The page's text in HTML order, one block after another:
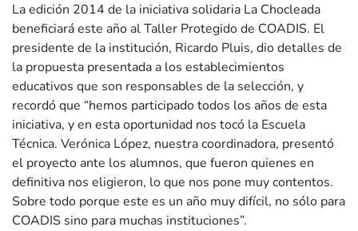
La edición 2014 de la iniciativa solidaria La Chocleada
beneficiará este año al Taller Protegido de COADIS. El
presidente de la institución, Ricardo Pluis, dio detalles de
la propuesta presentada a los establecimientos
educativos que son responsables de la selección, y
recordó que “hemos participado todos los años de esta
iniciativa, y en esta oportunidad nos tocó la Escuela
Técnica. Verónica López, nuestra coordinadora, presentó
el proyecto ante los alumnos, que fueron quienes en
definitiva nos eligieron, lo que nos pone muy contentos.
Sobre todo porque este es un año muy difícil, no sólo para
COADIS sino para muchas instituciones”.